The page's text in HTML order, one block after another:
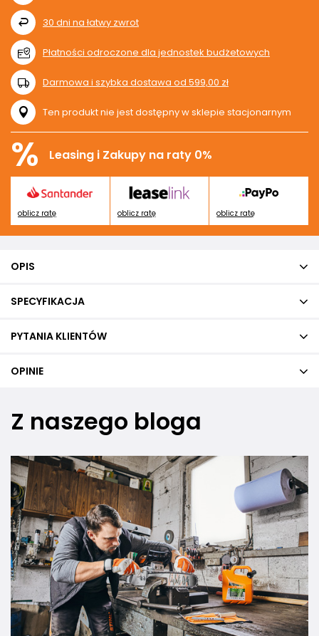
30 dni na łatwy zwrot
Płatności odroczone dla jednostek budżetowych
Darmowa i szybka dostawa od 599,00 zł
Ten produkt nie jest dostępny w sklepie stacjonarnym
% Leasing i Zakupy na raty 0%
oblicz ratę oblicz ratę oblicz ratę
OPIS
SPECYFIKACJA
PYTANIA KLIENTÓW
OPINIE
Z naszego bloga